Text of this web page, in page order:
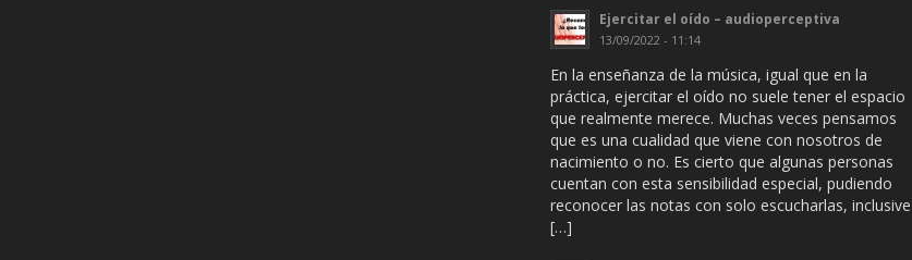
Ejercitar el oído – audioperceptiva
13/09/2022 - 11:14
En la enseñanza de la música, igual que en la
práctica, ejercitar el oído no suele tener el espacio
que realmente merece. Muchas veces pensamos
que es una cualidad que viene con nosotros de
nacimiento o no. Es cierto que algunas personas
cuentan con esta sensibilidad especial, pudiendo
reconocer las notas con solo escucharlas, inclusive
[…]